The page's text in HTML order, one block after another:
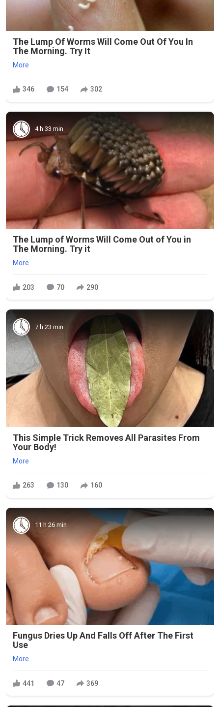
The Lump Of Worms Will Come Out Of You In
The Morning. Try It
More
346 154 302
4 h 33 min
The Lump of Worms Will Come Out of You in
The Morning. Try it
More
203 70 290
7 h 23 min
This Simple Trick Removes All Parasites From
Your Body!
More
263 130 160
11 h 26 min
Fungus Dries Up And Falls Off After The First
Use
More
441 47 369